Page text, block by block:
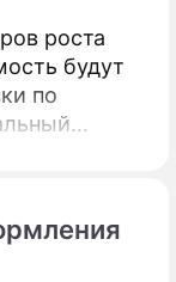
роста
будут
по